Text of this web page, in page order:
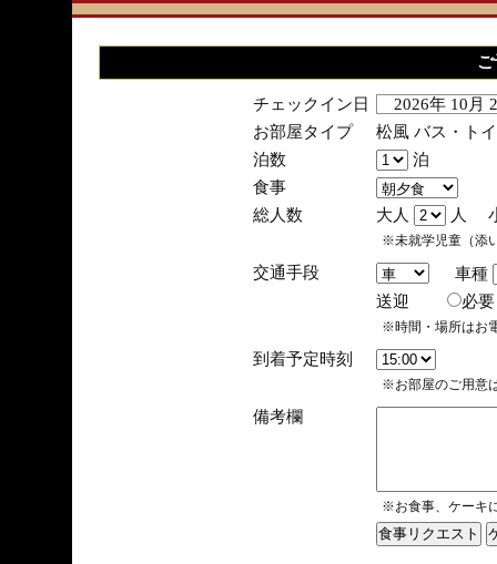
チェックイン日
2026年 10
お部屋タイプ
松風 バス・ト
泊数
泊
食事
総人数
大人 人
※未就学児童（添
交通手段
車種
送迎
※時間・場所はお
到着予定時刻
※お部屋のご用意
備考欄
※お食事、ケーキ